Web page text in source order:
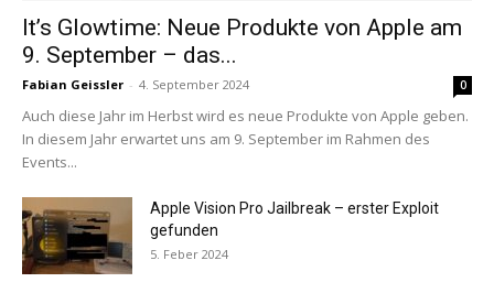
It’s Glowtime: Neue Produkte von Apple am
9. September – das...
Fabian Geissler - 4. September 2024 0
Auch diese Jahr im Herbst wird es neue Produkte von Apple geben.
In diesem Jahr erwartet uns am 9. September im Rahmen des
Events...
Apple Vision Pro Jailbreak – erster Exploit
gefunden
5. Feber 2024